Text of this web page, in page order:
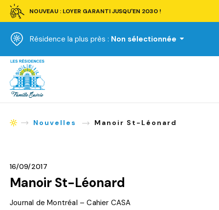
NOUVEAU : LOYER GARANTI JUSQU'EN 2030 !
Résidence la plus près : Non sélectionnée
Accueil
AccueilNouvelles Manoir St-Léonard
16/09/2017
Manoir St-Léonard
Journal de Montréal – Cahier CASA